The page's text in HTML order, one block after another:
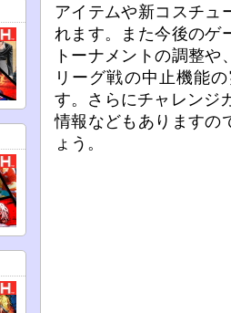
アイテムや新コスチュ
れます。また今後のゲ
トーナメントの調整
リーグ戦の中止機能
す。さらにチャレンジ
情報などもありますの
ょう。